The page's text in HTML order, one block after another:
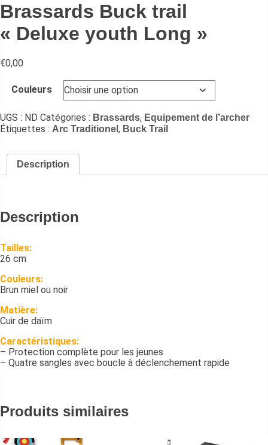
Brassards Buck trail
« Deluxe youth Long »
€0,00
Couleurs
UGS : ND Catégories : Brassards, Equipement de l’archer
Étiquettes : Arc Traditionel , Buck Trail
Description
Description
Tailles:
26 cm
Couleurs:
Brun miel ou noir
Matière:
Cuir de daïm
Caractéristiques:
– Protection complète pour les jeunes
– Quatre sangles avec boucle à déclenchement rapide
Produits similaires